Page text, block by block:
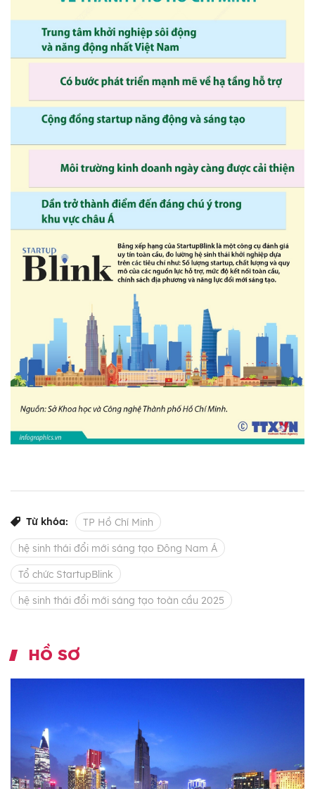
Từ khóa: TP Hồ Chí Minh
hệ sinh thái đổi mới sáng tạo Đông Nam Á
Tổ chức StartupBlink
hệ sinh thái đổi mới sáng tạo toàn cầu 2025
HỒ SƠ